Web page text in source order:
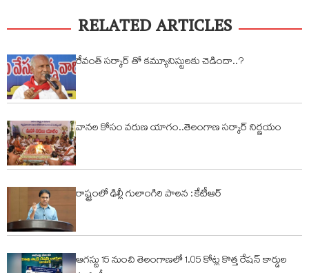
RELATED ARTICLES
రేవంత్ సర్కార్ తో కమ్యూనిస్టులకు చెడిందా..?
వానల కోసం వరుణ యాగం..తెలంగాణ సర్కార్ నిర్ణయం
రాష్ట్రంలో ఢిల్లీ గులాంగిరి పాలన : కేటీఆర్
ఆగస్టు 15 నుంచి తెలంగాణలో 1.05 కోట్ల కొత్త రేషన్ కార్డుల